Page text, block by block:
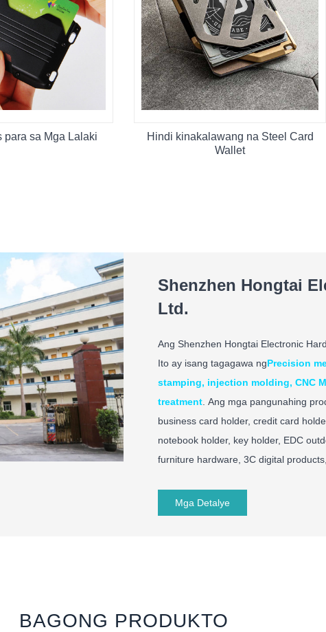
para sa Mga Lalaki
Hindi kinakalawang na Steel Card
Wallet
Shenzhen Hongtai
Ltd.
Ang Shenzhen Hongtai Electronic
Ito ay isang tagagawa ngPrecision
stamping, injection molding, CNC
treatment . Ang mga pangunahing
business card holder, credit card
notebook holder, key holder, EDC
furniture hardware, 3C digital
maraming taon ng karanasan sa
Mga Detalye
BAGONG PRODUKTO